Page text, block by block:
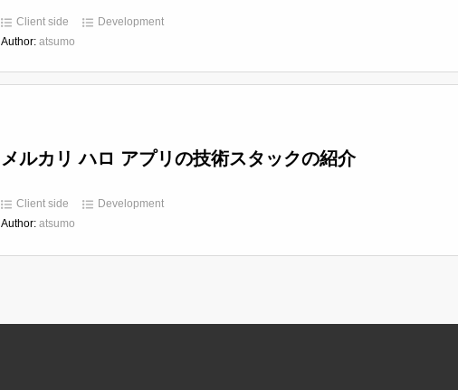
Client side
Development
Author: atsumo
メルカリ ハロ アプリの技術スタックの紹介
Client side
Development
Author: atsumo